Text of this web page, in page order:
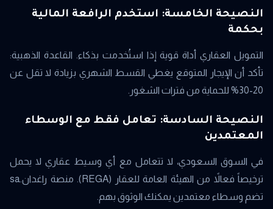
النصيحة الخامسة: استخدم الرافعة المالية
بحكمة
التمويل العقاري أداة قوية إذا استُخدمت بذكاء. القاعدة الذهبية:
تأكد أن الإيجار المتوقع يغطي القسط الشهري بزيادة لا تقل عن
20-30% للحماية من فترات الشغور.
النصيحة السادسة: تعامل فقط مع الوسطاء
المعتمدين
في السوق السعودي، لا تتعامل مع أي وسيط عقاري لا يحمل
ترخيصاً فعالاً من الهيئة العامة للعقار (REGA). منصة راغدان.sa
تضم وسطاء معتمدين يمكنك الوثوق بهم.